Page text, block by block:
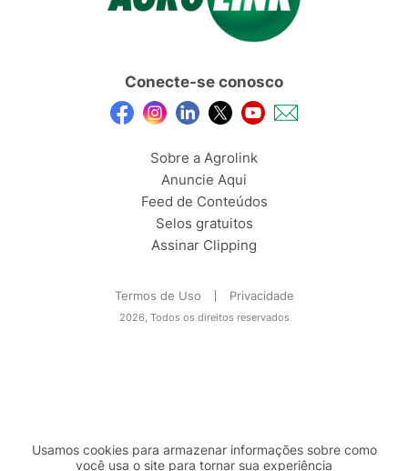
Conecte-se conosco
Sobre a Agrolink
Anuncie Aqui
Feed de Conteúdos
Selos gratuitos
Assinar Clipping
Termos de Uso Privacidade
2026, Todos os direitos reservados
Usamos cookies para armazenar informações sobre como
você usa o site para tornar sua experiência